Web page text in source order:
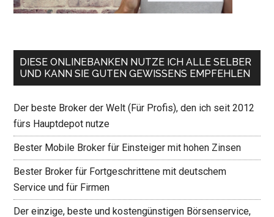
DIESE ONLINEBANKEN NUTZE ICH ALLE SELBER
UND KANN SIE GUTEN GEWISSENS EMPFEHLEN
Der beste Broker der Welt (Für Profis), den ich seit 2012
fürs Hauptdepot nutze
Bester Mobile Broker für Einsteiger mit hohen Zinsen
Bester Broker für Fortgeschrittene mit deutschem
Service und für Firmen
Der einzige, beste und kostengünstigen Börsenservice,